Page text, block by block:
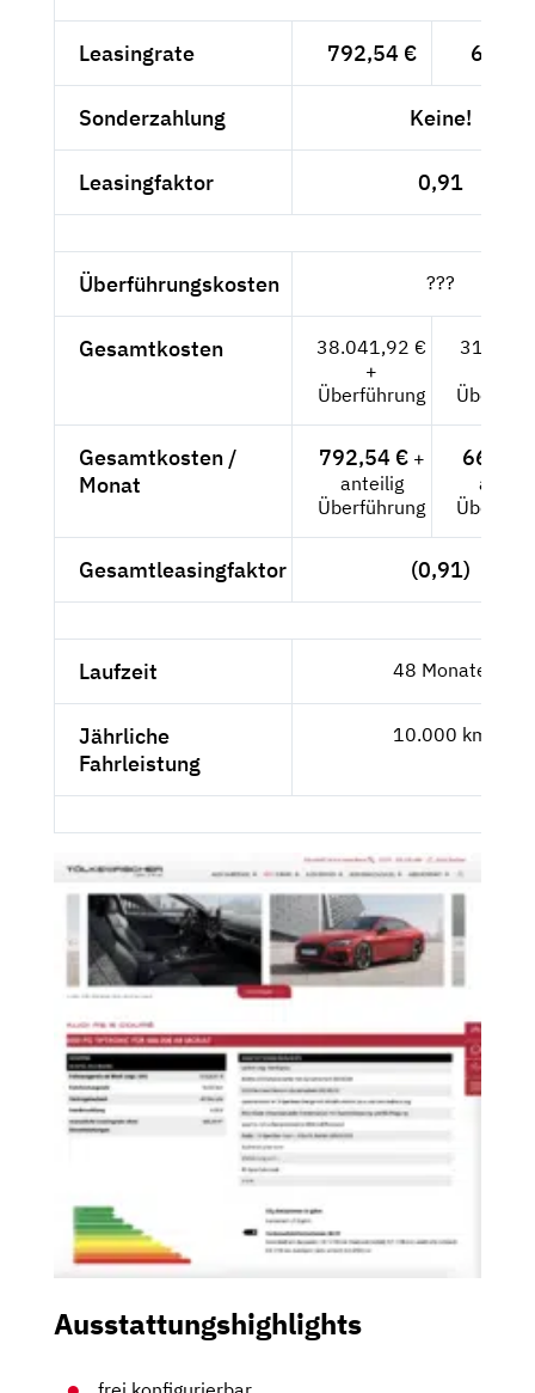
Leasingrate 792,54 €
Sonderzahlung Keine!
Leasingfaktor 0,91
Überführungskosten ???
Gesamtkosten
38.041,92 €
+
Überführung
Gesamtkosten /
Monat
792,54 €+
anteilig
Überführung
666,--
Gesamtleasingfaktor (0,91)
Laufzeit 48 Monate
Jährliche
Fahrleistung
10.000 km
Ausstattungshighlights